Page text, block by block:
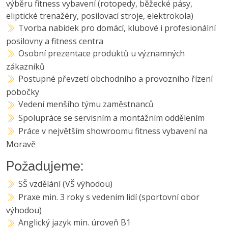
výběru fitness vybavení (rotopedy, běžecké pásy,
eliptické trenažéry, posilovací stroje, elektrokola)
Tvorba nabídek pro domácí, klubové i profesionální
posilovny a fitness centra
Osobní prezentace produktů u významných
zákazníků
Postupné převzetí obchodního a provozního řízení
pobočky
Vedení menšího týmu zaměstnanců
Spolupráce se servisním a montážním oddělením
Práce v největším showroomu fitness vybavení na
Moravě
Požadujeme:
SŠ vzdělání (VŠ výhodou)
Praxe min. 3 roky s vedením lidí (sportovní obor
výhodou)
Anglický jazyk min. úroveň B1